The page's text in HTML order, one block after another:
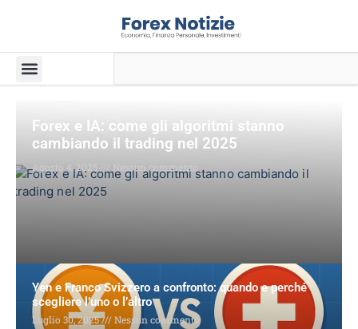
Forex e IA: come gli algoritmi stanno
cambiando il trading nel 2025
Agosto 4, 2025 Nessun commento
Yen e Franco Svizzero a confronto: quando e perché
scegliere l’uno o l’altro
Luglio 30, 2025 Nessun commento